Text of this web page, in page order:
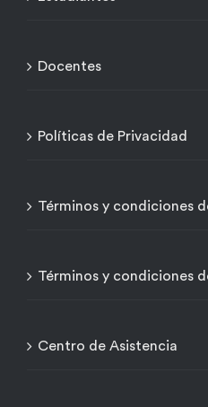
Docentes
Políticas de Privacidad
Términos y condiciones
Términos y condiciones
Centro de Asistencia